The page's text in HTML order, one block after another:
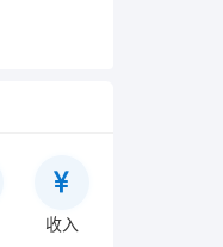
收入